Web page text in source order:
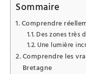
Sommaire
Comprendre
Des zones très
Une lumière
Comprendre les
Bretagne